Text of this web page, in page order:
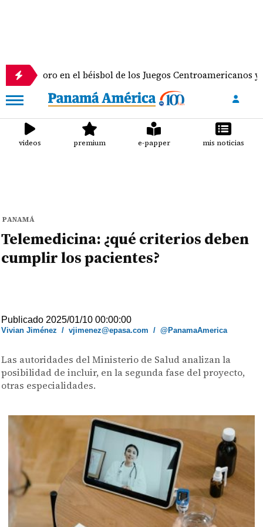
en el béisbol de los Juegos Centroamericanos y del
videos premium e-papper mis noticias
PANAMÁ
Telemedicina: ¿qué criterios deben
cumplir los pacientes?
Publicado 2025/01/10 00:00:00
Vivian Jiménez /vjimenez@epasa.com /@PanamaAmerica
Las autoridades del Ministerio de Salud analizan la
posibilidad de incluir, en la segunda fase del proyecto,
otras especialidades.